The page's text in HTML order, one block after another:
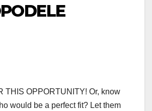
THIS OPPORTUNITY! Or, know
would be a perfect fit? Let them